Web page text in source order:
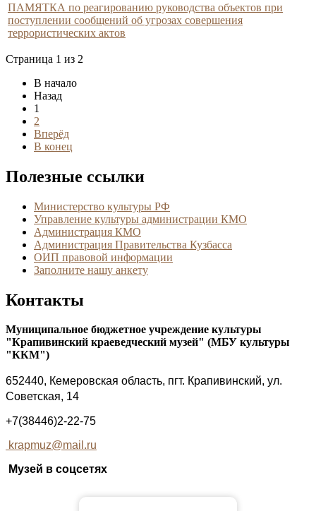
ПАМЯТКА по реагированию руководства объектов при
поступлении сообщений об угрозах совершения
террористических актов
Страница 1 из 2
В начало
Назад
1
2
Вперёд
В конец
Полезные ссылки
Министерство культуры РФ
Управление культуры администрации КМО
Администрация КМО
Администрация Правительства Кузбасса
ОИП правовой информации
Заполните нашу анкету
Контакты
Муниципальное бюджетное учреждение культуры
"Крапивинский краеведческий музей" (МБУ культуры
"ККМ")
652440, Кемеровская область, пгт. Крапивинский, ул.
Советская, 14
+7(38446)2-22-75
krapmuz@mail.ru
Музей в соцсетях